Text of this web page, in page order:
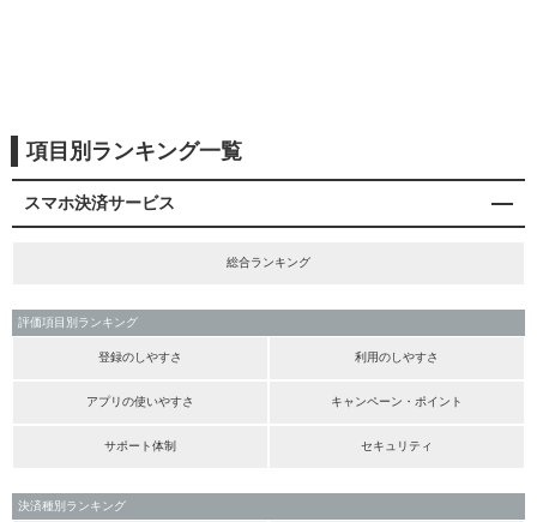
項目別ランキング一覧
スマホ決済サービス
総合ランキング
評価項目別ランキング
登録のしやすさ 利用のしやすさ
アプリの使いやすさ キャンペーン・ポイント
サポート体制 セキュリティ
決済種別ランキング